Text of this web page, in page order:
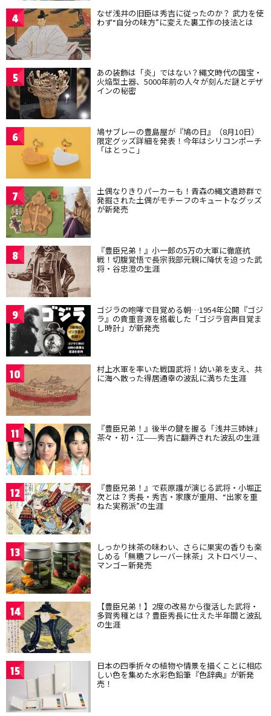
4 なぜ浅井の旧臣は秀吉に従ったのか？ 武力を使
わず“自分の味方”に変えた裏工作の技法とは
5 あの装飾は「炎」ではない？縄文時代の国宝・
火焔型土器、5000年前の人々が刻んだ謎とデザ
インの秘密
6 鳩サブレーの豊島屋が『鳩の日』（8月10日）
限定グッズ詳細を発表！今年はシリコンポーチ
「はとっこ」
7 土偶なりきりパーカーも！青森の縄文遺跡群で
発掘された土偶がモチーフのキュートなグッズ
が新発売
8 『豊臣兄弟！』小一郎の5万の大軍に徹底抗
戦！切腹覚悟で長宗我部元親に降伏を迫った武
将・谷忠澄の生涯
9 ゴジラの咆哮で目覚める朝…1954年公開『ゴジ
ラ』の貴重音源を搭載した「ゴジラ音声目覚ま
し時計」が新発売
10 村上水軍を率いた戦国武将！幼い弟を支え、共
に海へ散った得居通幸の波乱に満ちた生涯
11 『豊臣兄弟！』後半の鍵を握る「浅井三姉妹」
茶々・初・江——秀吉に翻弄された波乱の生涯
12 『豊臣兄弟！』で萩原護が演じる武将・小堀正
次とは？秀長・秀吉・家康が重用、“出家を重
ねた実務派”の生涯
13 しっかり抹茶の味わい、さらに果実の香りも楽
しめる「無糖フレーバー抹茶」ストロベリー、
マンゴー新発売
14 【豊臣兄弟！】2度の改易から復活した武将・
多賀秀種とは？豊臣秀長に仕えた半年間と波乱
の生涯
15 日本の四季折々の植物や情景を描くことに相応
しい色を集めた水彩色鉛筆『色辞典』が新発
売！